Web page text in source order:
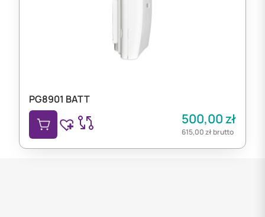
PG8901 BATT
500,00 zł
615,00złbrutto